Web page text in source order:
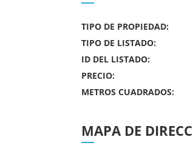
TIPO DE PROPIEDAD:
TIPO DE LISTADO:
ID DEL LISTADO:
PRECIO:
METROS CUADRADOS:
MAPA DE